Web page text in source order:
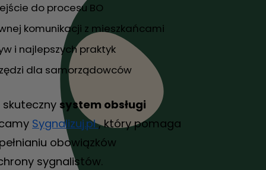
do procesu BO
komunikacji z mieszkańcami
i najlepszych praktyk
dla samorządowców
system obsługi
Sygnalizuj.pl, który pomaga
obowiązków
sygnalistów.